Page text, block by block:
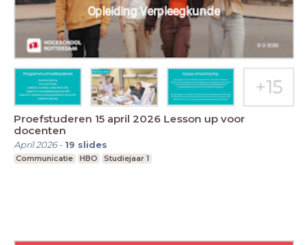
Proefstuderen 15 april 2026 Lesson up voor
docenten
April 2026- 19 slides
Communicatie HBO Studiejaar 1